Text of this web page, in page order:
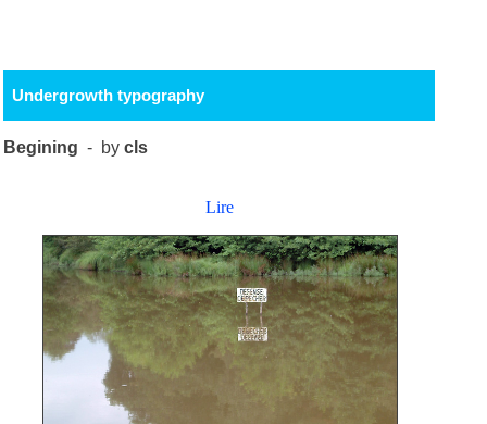
Undergrowth typography
Begining - bycls
Lire